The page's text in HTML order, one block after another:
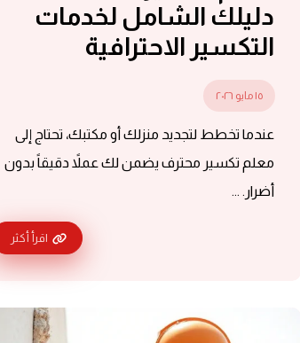
دليلك الشامل لخدمات
التكسير الاحترافية
١٥ مايو ٢٠٢٦
عندما تخطط لتجديد منزلك أو مكتبك، تحتاج إلى
معلم تكسير محترف يضمن لك عملاً دقيقاً بدون
أضرار. ...
اقرأ أكثر